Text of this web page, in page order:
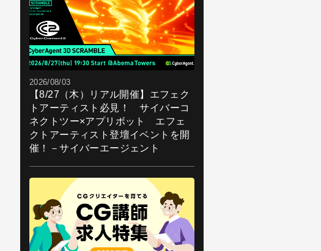
2026/08/03
【8/27（木）リアル開催】エフェク
トアーティスト必見！ サイバーコ
ネクトツー×アプリボット エフェ
クトアーティスト登壇イベントを開
催！－サイバーエージェント